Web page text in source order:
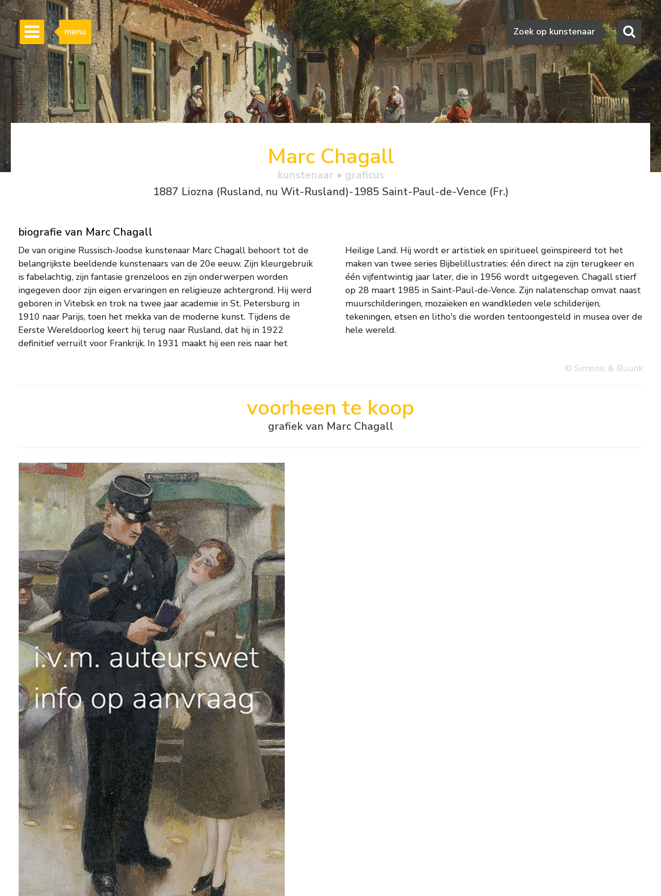
Zoeken
Zoek op kunstenaar
menu
Marc Chagall
kunstenaar • graficus
1887 Liozna (Rusland, nu Wit-Rusland)-1985 Saint-Paul-de-Vence (Fr.)
biografie van Marc Chagall
De van origine Russisch-Joodse kunstenaar Marc Chagall behoort tot de
belangrijkste beeldende kunstenaars van de 20e eeuw. Zijn kleurgebruik
is fabelachtig, zijn fantasie grenzeloos en zijn onderwerpen worden
ingegeven door zijn eigen ervaringen en religieuze achtergrond. Hij werd
geboren in Vitebsk en trok na twee jaar academie in St. Petersburg in
1910 naar Parijs, toen het mekka van de moderne kunst. Tijdens de
Eerste Wereldoorlog keert hij terug naar Rusland, dat hij in 1922
definitief verruilt voor Frankrijk. In 1931 maakt hij een reis naar het
Heilige Land. Hij wordt er artistiek en spiritueel geïnspireerd tot het
maken van twee series Bijbelillustraties: één direct na zijn terugkeer en
één vijfentwintig jaar later, die in 1956 wordt uitgegeven. Chagall stierf
op 28 maart 1985 in Saint-Paul-de-Vence. Zijn nalatenschap omvat naast
muurschilderingen, mozaïeken en wandkleden vele schilderijen,
tekeningen, etsen en litho's die worden tentoongesteld in musea over de
hele wereld.
© Simonis & Buunk
voorheen te koop
grafiek van Marc Chagall